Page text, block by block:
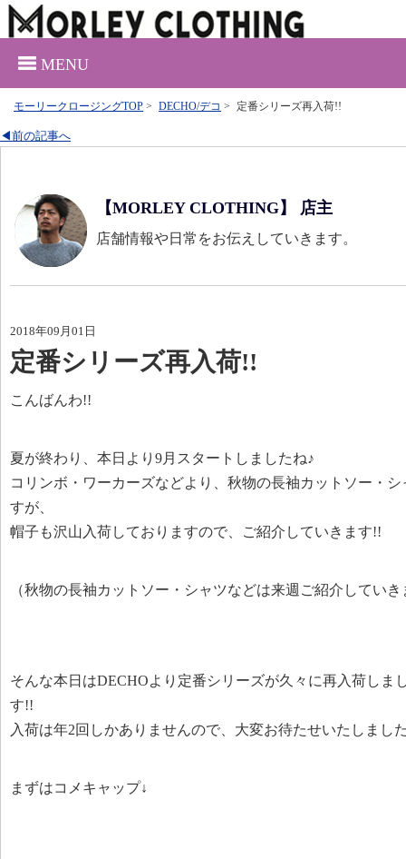
MENU
モーリークロージングTOP > DECHO/デコ > 定番シリーズ再入荷!!
◀前の記事へ
【MORLEY CLOTHING】 店主
店舗情報や日常をお伝えしていきます。
2018年09月01日
定番シリーズ再入荷!!
こんばんわ!!
夏が終わり、本日より9月スタートしましたね♪
コリンボ・ワーカーズなどより、秋物の長袖カットソー・
すが、
帽子も沢山入荷しておりますので、ご紹介していきます!!
（秋物の長袖カットソー・シャツなどは来週ご紹介していき
そんな本日はDECHOより定番シリーズが久々に再入荷しま
す!!
入荷は年2回しかありませんので、大変お待たせいたしまし
まずはコメキャップ↓